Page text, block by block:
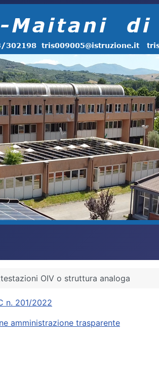
OIV o struttura analoga
n. 201/2022
amministrazione trasparente